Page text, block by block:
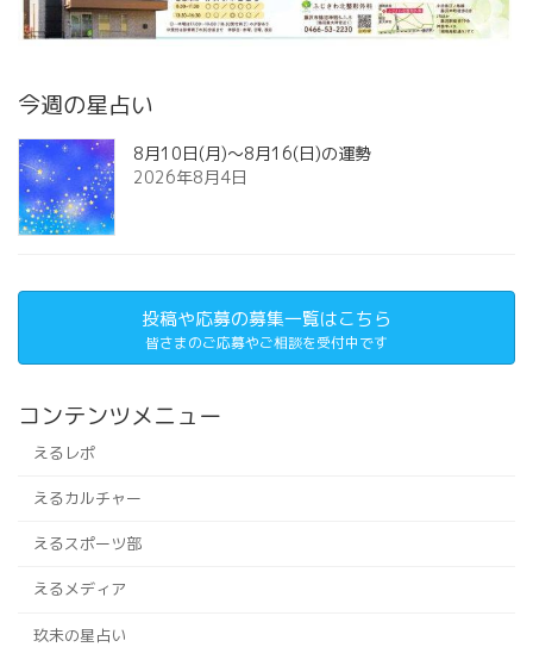
今週の星占い
8月10日(月)～8月16(日)の運勢
2026年8月4日
投稿や応募の募集一覧はこちら
皆さまのご応募やご相談を受付中です
コンテンツメニュー
えるレポ
えるカルチャー
えるスポーツ部
えるメディア
玖未の星占い